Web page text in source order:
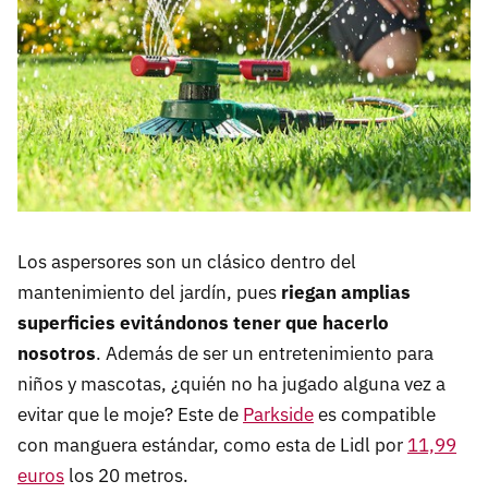
Los aspersores son un clásico dentro del
mantenimiento del jardín, pues riegan amplias
superficies evitándonos tener que hacerlo
nosotros. Además de ser un entretenimiento para
niños y mascotas, ¿quién no ha jugado alguna vez a
evitar que le moje? Este de Parksidees compatible
con manguera estándar, como esta de Lidl por 11,99
euros los 20 metros.